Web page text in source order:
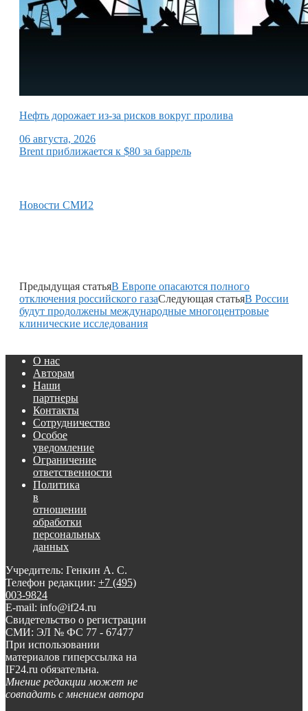
Нефть дорожает из-за рисков вокруг пролива
06 августа, 2026
Brent приближается к $80 за баррель
Новости СМИ2
Предыдущая статьяВ Европе опасаются полного
отключения российского газаСледующая статьяВ России
будут продолжены международные многоцентровые
клинические исследования
О нас
Авторам
Наши
партнеры
Контакты
Сотрудничество
Особое
уведомление
Ограничение
ответственности
Политика
в
отношении
обработки
персональных
данных
Учредитель: Генкин А. С.
Телефон редакции: +7 (495)
003-9824
E-mail: info@if24.ru
Свидетельство о регистрации
СМИ: ЭЛ № ФС 77 - 67477
При использовании
материалов гиперссылка на
IF24.ru обязательна.
Мнение редакции может не
совпадать с мнением автора